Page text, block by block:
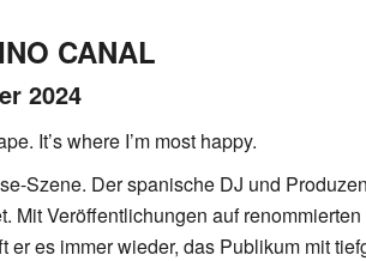
CANAL
2024
It’s where I’m most happy.
Szene. Der spanische DJ und
Veröffentlichungen auf
es immer wieder, das Publikum mit